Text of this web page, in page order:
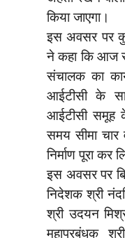
किया जाएगा।
इस अवसर पर
ने कहा कि आज
संचालक का
आईटीसी के
आईटीसी समूह
समय सीमा चार
निर्माण पूरा कर
इस अवसर पर
निदेशक श्री
श्री उदयन
महाप्रबंधक